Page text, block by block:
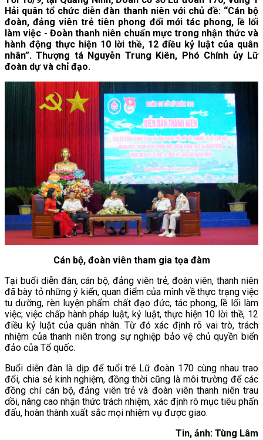
Hải quân tổ chức diễn đàn thanh niên với chủ đề: “Cán bộ
đoàn, đảng viên trẻ tiên phong đổi mới tác phong, lề lối
làm việc - Đoàn thanh niên chuẩn mực trong nhận thức và
hành động thực hiện 10 lời thề, 12 điều kỷ luật của quân
nhân”. Thượng tá Nguyễn Trung Kiên, Phó Chính ủy Lữ
đoàn dự và chỉ đạo.
Cán bộ, đoàn viên tham gia tọa đàm
Tại buổi diễn đàn, cán bộ, đảng viên trẻ, đoàn viên, thanh niên
đã bày tỏ những ý kiến, quan điểm của mình về thực trạng việc
tu dưỡng, rèn luyện phẩm chất đạo đức, tác phong, lề lối làm
việc; việc chấp hành pháp luật, kỷ luật, thực hiện 10 lời thề, 12
điều kỷ luật của quân nhân. Từ đó xác định rõ vai trò, trách
nhiệm của thanh niên trong sự nghiệp bảo vệ chủ quyền biển
đảo của Tổ quốc.
Buổi diễn đàn là dịp để tuổi trẻ Lữ đoàn 170 cùng nhau trao
đổi, chia sẻ kinh nghiệm, đồng thời cũng là môi trường để các
đồng chí cán bộ, đảng viên trẻ và đoàn viên thanh niên trau
dồi, nâng cao nhận thức trách nhiệm, xác định rõ mục tiêu phấn
đấu, hoàn thành xuất sắc mọi nhiệm vụ được giao.
Tin, ảnh: Tùng Lâm